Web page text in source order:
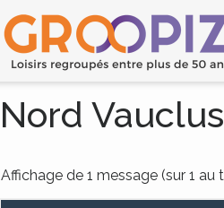
Nord
Affichage de 1 message (sur 1 au